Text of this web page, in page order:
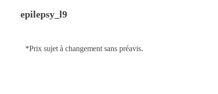
epilepsy_l9
*Prix sujet à changement sans préavis.